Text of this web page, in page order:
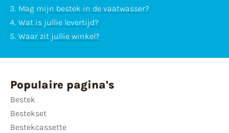
Mag mijn bestek in de vaatwasser?
Wat is jullie levertijd?
Waar zit jullie winkel?
Populaire pagina's
Bestek
Bestekset
Bestekcassette